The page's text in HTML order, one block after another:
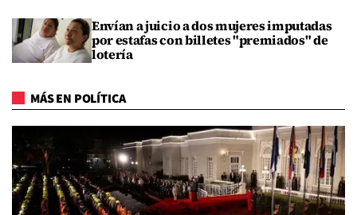
Envían a juicio a dos mujeres imputadas
por estafas con billetes "premiados" de
lotería
MÁS EN POLÍTICA